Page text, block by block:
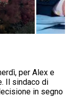
per Alex e
Il sindaco di
in segno